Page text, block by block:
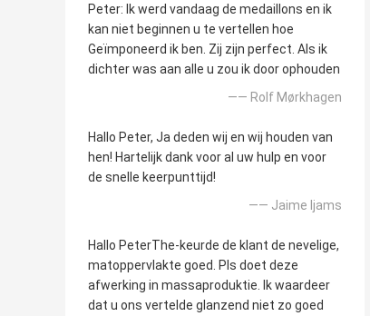
Peter: Ik werd vandaag de medaillons en ik
kan niet beginnen u te vertellen hoe
Geïmponeerd ik ben. Zij zijn perfect. Als ik
dichter was aan alle u zou ik door ophouden
—— Rolf Mørkhagen
Hallo Peter, Ja deden wij en wij houden van
hen! Hartelijk dank voor al uw hulp en voor
de snelle keerpunttijd!
—— Jaime Ijams
Hallo PeterThe-keurde de klant de nevelige,
matoppervlakte goed. Pls doet deze
afwerking in massaproduktie. Ik waardeer
dat u ons vertelde glanzend niet zo goed